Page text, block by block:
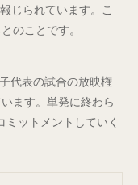
じられています。こ
のことです。
代表の試合の放映権
ます。単発に終わら
ットメントしていく